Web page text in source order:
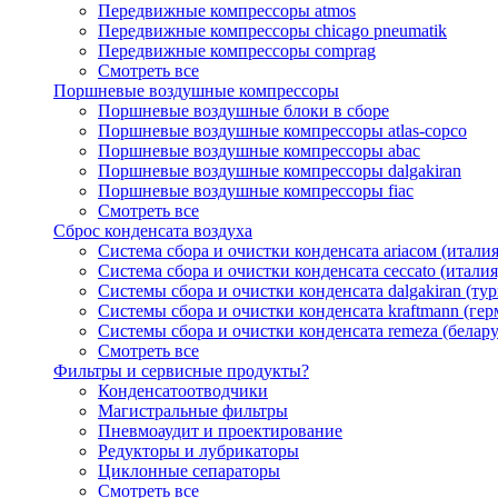
Передвижные компрессоры atmos
Передвижные компрессоры chicago pneumatik
Передвижные компрессоры comprag
Смотреть все
Поршневые воздушные компрессоры
Поршневые воздушные блоки в сборе
Поршневые воздушные компрессоры atlas-copco
Поршневые воздушные компрессоры abac
Поршневые воздушные компрессоры dalgakiran
Поршневые воздушные компрессоры fiac
Смотреть все
Сброс конденсата воздуха
Система сбора и очистки конденсата ariacом
Система сбора и очистки конденсата ceccato
Системы сбора и очистки конденсата dalgakiran
Системы сбора и очистки конденсата kraftmann
Системы сбора и очистки конденсата remeza
Смотреть все
Фильтры и сервисные продукты?
Конденсатоотводчики
Магистральные фильтры
Пневмоаудит и проектирование
Редукторы и лубрикаторы
Циклонные сепараторы
Смотреть все